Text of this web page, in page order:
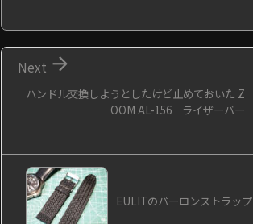
ハンドル交換しようとしたけど止めておいた Z
OOM AL-156 ライザーバー

Next
EULITのパーロンストラップ